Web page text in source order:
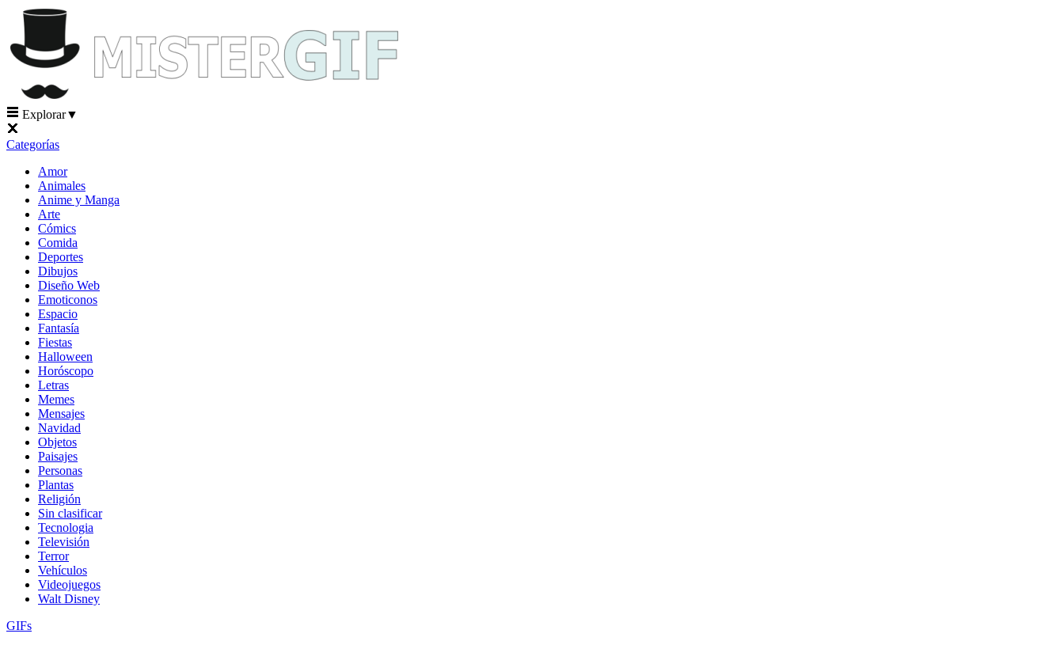
Explorar▼
Categorías
Amor
Animales
Anime y Manga
Arte
Cómics
Comida
Deportes
Dibujos
Diseño Web
Emoticonos
Espacio
Fantasía
Fiestas
Halloween
Horóscopo
Letras
Memes
Mensajes
Navidad
Objetos
Paisajes
Personas
Plantas
Religión
Sin clasificar
Tecnologia
Televisión
Terror
Vehículos
Videojuegos
Walt Disney
GIFs